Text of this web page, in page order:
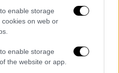
enable storage
on web or
enable storage
the website or app.
Ο τρομοκράτης
φυλακές μέσω
μοναδικός επιζών